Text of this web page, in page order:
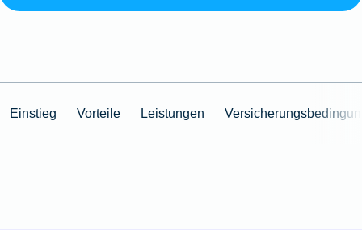
Einstieg Vorteile Leistungen